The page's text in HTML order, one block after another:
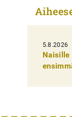
i
k
e
l
i
5.8.2026
Naisille